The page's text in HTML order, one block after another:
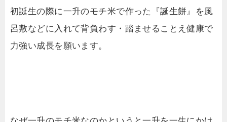
初誕生の際に一升のモチ米で作った『誕生餅』を風
呂敷などに入れて背負わす・踏ませることえ健康で
力強い成長を願います。